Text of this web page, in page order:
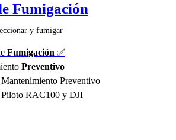
Fumigación
y fumigar
Fumigación ✅
Preventivo
Mantenimiento Preventivo
Piloto RAC100 y DJI